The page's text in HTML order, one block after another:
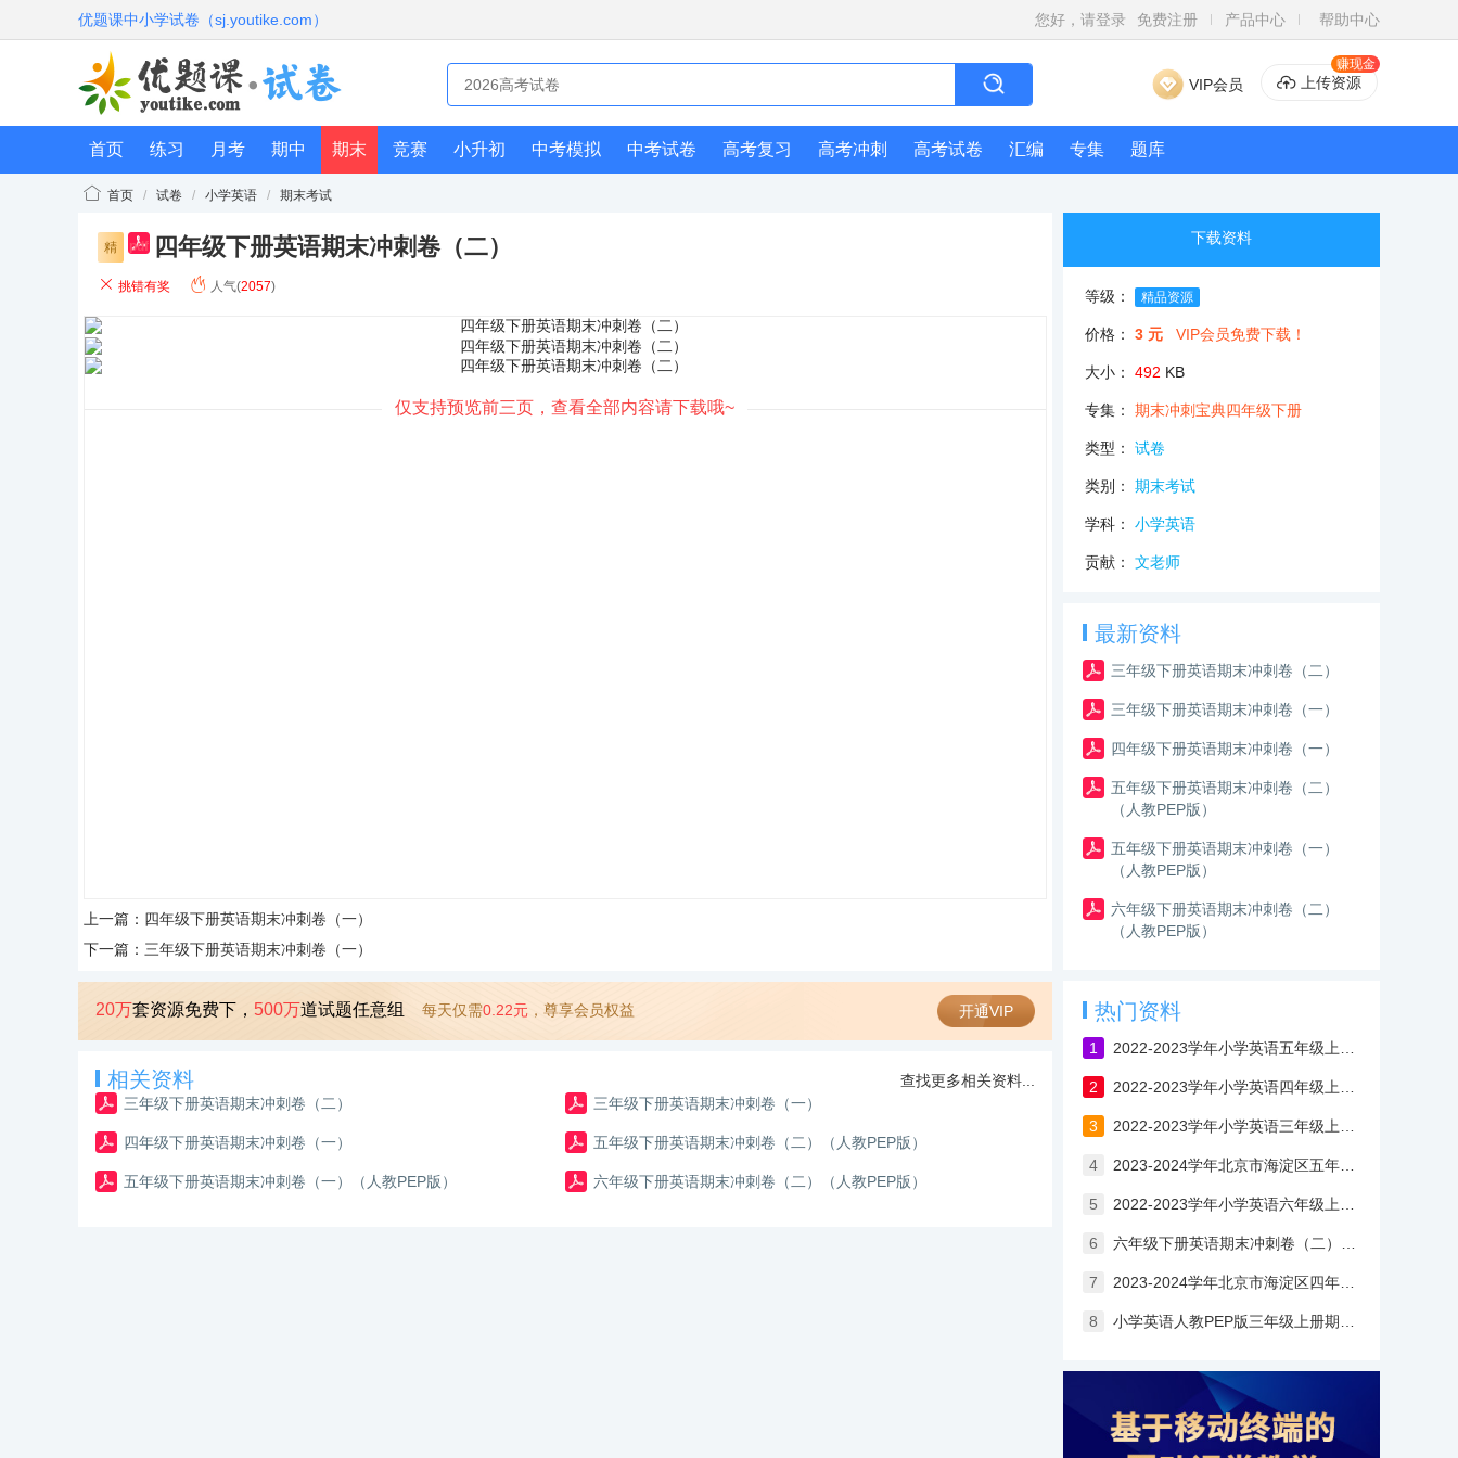
优题课中小学试卷（sj.youtike.com） 您好，请登录 免费注册 产品中心 帮助中心
VIP会员 上传资源
赚现金
首页 练习 月考 期中 期末 竞赛 小升初 中考模拟 中考试卷 高考复习 高考冲刺 高考试卷 汇编 专集 题库
首页 / 试卷 / 小学英语 / 期末考试
精 pdf 四年级下册英语期末冲刺卷（二）
挑错有奖 人气(2057)
仅支持预览前三页，查看全部内容请下载哦~
上一篇： 四年级下册英语期末冲刺卷（一）
下一篇： 三年级下册英语期末冲刺卷（一）
20万套资源免费下， 500万道试题任意组 每天仅需0.22元 ，尊享会员权益 开通VIP
相关资料
查找更多相关资料...
三年级下册英语期末冲刺卷（二）
三年级下册英语期末冲刺卷（一）
四年级下册英语期末冲刺卷（一） 五年级下册英语期末冲刺卷（二）（人教PEP版）
五年级下册英语期末冲刺卷（一）（人教PEP版） 六年级下册英语期末冲刺卷（二）（人教PEP版）
下载资料
等级： 精品资源
价格： 3 元 VIP会员免费下载！
大小： 492 KB
专集： 期末冲刺宝典四年级下册
类型： 试卷
类别： 期末考试
学科： 小学英语
贡献： 文老师
最新资料
三年级下册英语期末冲刺卷（二）
三年级下册英语期末冲刺卷（一）
四年级下册英语期末冲刺卷（一）
五年级下册英语期末冲刺卷（二）
（人教PEP版）
五年级下册英语期末冲刺卷（一）
（人教PEP版）
六年级下册英语期末冲刺卷（二）
（人教PEP版）
热门资料
1
2
3
4 2023-2024学年北京市海淀区五年级上学期期末考试英语试卷
5
6
7 2023-2024学年北京市海淀区四年级上学期期末考试英语试卷
8